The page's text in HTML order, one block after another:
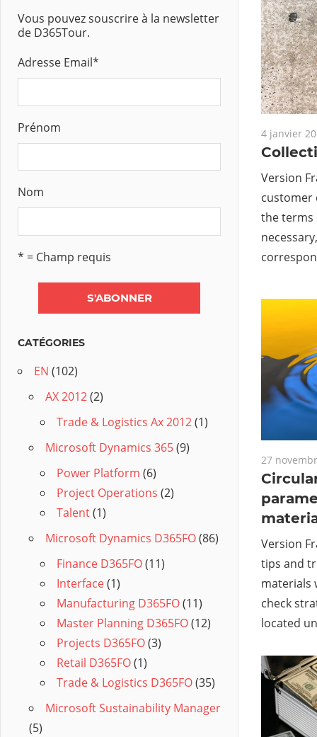
4 janvier
Version
customer
the terms
27
Version
tips and
materials
check
located
Vous pouvez souscrire à la newsletter
de D365Tour.
Adresse Email*
Prénom
Nom
* = Champ requis
CATÉGORIES
EN (102)
AX 2012(2)
Trade & Logistics Ax 2012(1)
Microsoft Dynamics 365(9)
Power Platform (6)
Project Operations (2)
Talent(1)
Microsoft Dynamics D365FO(86)
Finance D365FO(11)
Interface(1)
Manufacturing D365FO(11)
Master Planning D365FO(12)
Projects D365FO(3)
Retail D365FO(1)
Trade & Logistics D365FO(35)
Microsoft Sustainability Manager
(5)